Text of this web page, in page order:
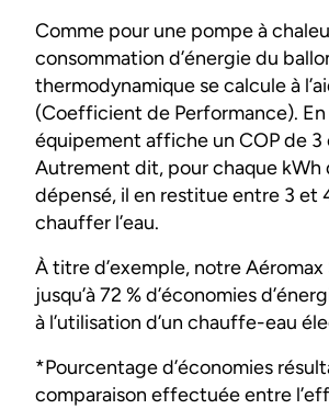
Comme pour une pompe à
consommation d’énergie du
thermodynamique se calcule à
(Coefficient de Performance).
équipement affiche un COP de 3
Autrement dit, pour chaque kWh
dépensé, il en restitue entre 3 et
chauffer l’eau.
À titre d’exemple, notre
jusqu’à 72 % d’économies
à l’utilisation d’un chauffe-eau
*Pourcentage d’économies
comparaison effectuée entre